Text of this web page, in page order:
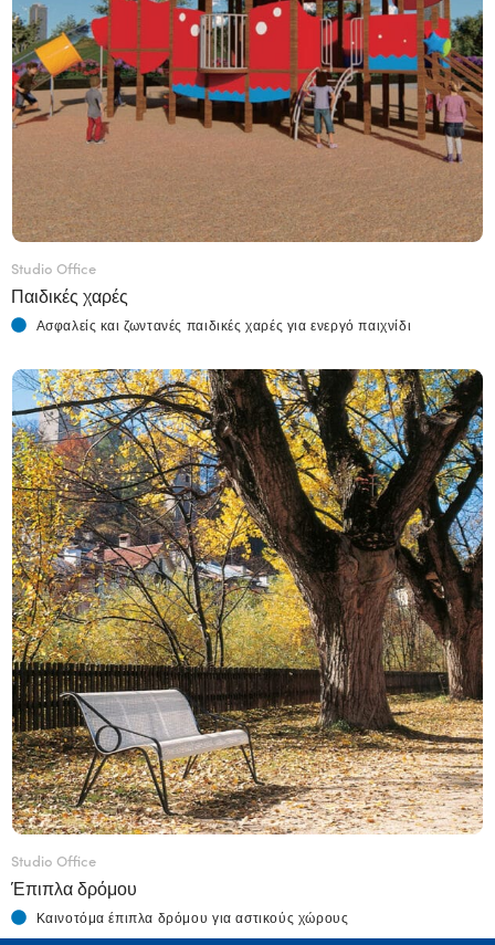
Studio Office
Παιδικές χαρές
Ασφαλείς και ζωντανές παιδικές χαρές για ενεργό παιχνίδι
Studio Office
Έπιπλα δρόμου
Καινοτόμα έπιπλα δρόμου για αστικούς χώρους